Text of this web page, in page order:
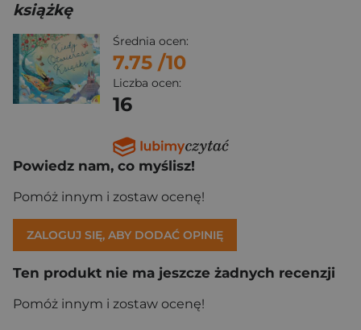
książkę
Średnia ocen:
7.75 /10
Liczba ocen:
16
Powiedz nam, co myślisz!
Pomóż innym i zostaw ocenę!
ZALOGUJ SIĘ, ABY DODAĆ OPINIĘ
Ten produkt nie ma jeszcze żadnych recenzji
Pomóż innym i zostaw ocenę!